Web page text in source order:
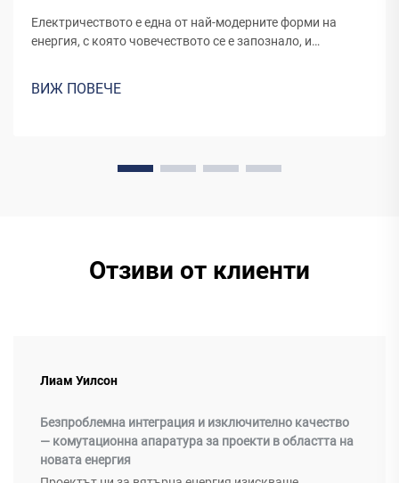
Електричеството е една от най-модерните форми на
енергия, с която човечеството се е запознало, и
турбини или панели за слънчева енергия преобразуват в
ВИЖ ПОВЕЧЕ
Отзиви от клиенти
Лиам Уилсон
Безпроблемна интеграция и изключително качество
— комутационна апаратура за проекти в областта на
новата енергия